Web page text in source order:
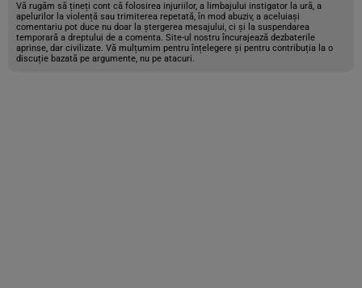
Vă rugăm să țineți cont că folosirea injuriilor, a limbajului instigator la ură, a
apelurilor la violență sau trimiterea repetată, în mod abuziv, a aceluiași
comentariu pot duce nu doar la ștergerea mesajului, ci și la suspendarea
temporară a dreptului de a comenta. Site-ul nostru încurajează dezbaterile
aprinse, dar civilizate. Vă mulțumim pentru înțelegere și pentru contribuția la o
discuție bazată pe argumente, nu pe atacuri.